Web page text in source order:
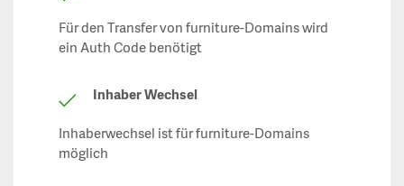
Für den Transfer von furniture-Domains wird
ein Auth Code benötigt
Inhaber Wechsel
Inhaberwechsel ist für furniture-Domains
möglich